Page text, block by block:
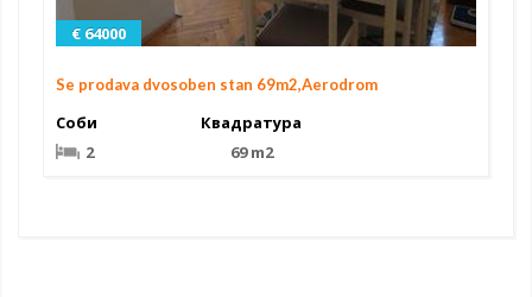
€ 64000
Se prodava dvosoben stan 69m2,Aerodrom
Соби
2
Квадратура
69 m2